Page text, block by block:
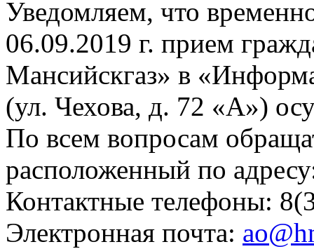
Уведомляем, что
06.09.2019 г. прием
Мансийскгаз» в
(ул. Чехова, д. 72 «А»)
По всем вопросам
расположенный по
Контактные телефоны:
Электронная почта: